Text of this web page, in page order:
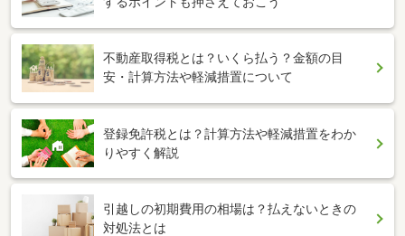
不動産取得税とは？いくら払う？金額の目
安・計算方法や軽減措置について
登録免許税とは？計算方法や軽減措置をわか
りやすく解説
引越しの初期費用の相場は？払えないときの
対処法とは